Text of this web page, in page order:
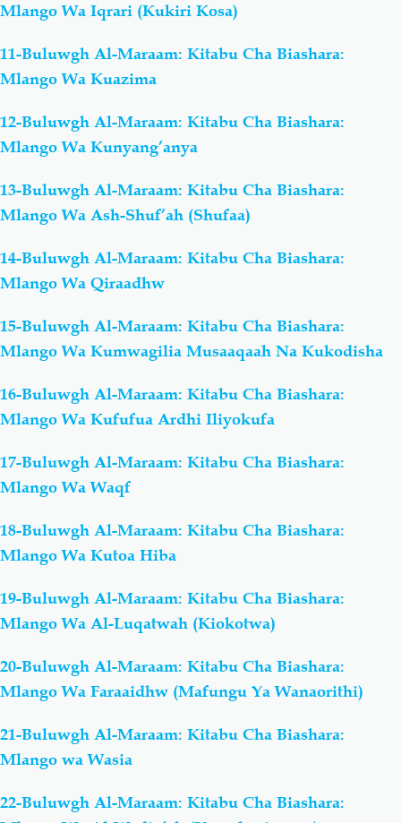
Mlango Wa Iqrari (Kukiri Kosa)
11-Buluwgh Al-Maraam: Kitabu Cha Biashara:
Mlango Wa Kuazima
12-Buluwgh Al-Maraam: Kitabu Cha Biashara:
Mlango Wa Kunyang’anya
13-Buluwgh Al-Maraam: Kitabu Cha Biashara:
Mlango Wa Ash-Shuf’ah (Shufaa)
14-Buluwgh Al-Maraam: Kitabu Cha Biashara:
Mlango Wa Qiraadhw
15-Buluwgh Al-Maraam: Kitabu Cha Biashara:
Mlango Wa Kumwagilia Musaaqaah Na Kukodisha
16-Buluwgh Al-Maraam: Kitabu Cha Biashara:
Mlango Wa Kufufua Ardhi Iliyokufa
17-Buluwgh Al-Maraam: Kitabu Cha Biashara:
Mlango Wa Waqf
18-Buluwgh Al-Maraam: Kitabu Cha Biashara:
Mlango Wa Kutoa Hiba
19-Buluwgh Al-Maraam: Kitabu Cha Biashara:
Mlango Wa Al-Luqatwah (Kiokotwa)
20-Buluwgh Al-Maraam: Kitabu Cha Biashara:
Mlango Wa Faraaidhw (Mafungu Ya Wanaorithi)
21-Buluwgh Al-Maraam: Kitabu Cha Biashara:
Mlango wa Wasia
22-Buluwgh Al-Maraam: Kitabu Cha Biashara: